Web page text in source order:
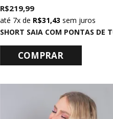
R$ 219,99
7xde R$ 31,43 sem juros
COMPRAR